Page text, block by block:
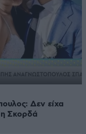
Δεν είχα
Σκορδά